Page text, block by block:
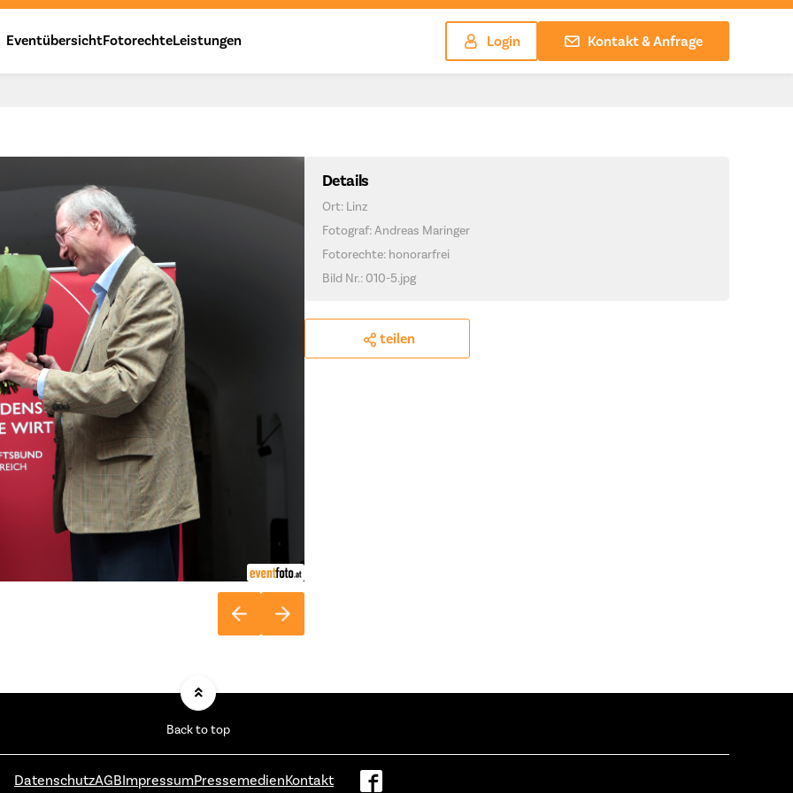
EventübersichtFotorechteLeistungen Login Kontakt & Anfrage
Details
Ort: Linz
Fotograf: Andreas Maringer
Fotorechte: honorarfrei
Bild Nr.: 010-5.jpg
teilen
Back to top
DatenschutzAGBImpressumPressemedienKontakt